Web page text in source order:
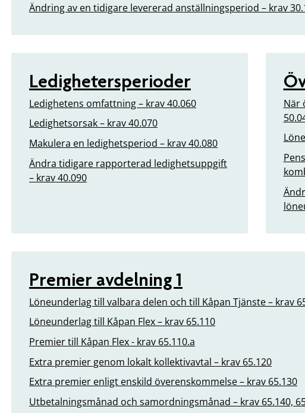
Ändring av en tidigare levererad anställningsperiod – krav
Ledighetersperioder
Ledighetens omfattning – krav 40.060
Ledighetsorsak – krav 40.070
Makulera en ledighetsperiod – krav 40.080
Ändra tidigare rapporterad ledighetsuppgift
– krav 40.090
När
Premier avdelning 1
Löneunderlag till valbara delen och till Kåpan Tjänste – krav
Löneunderlag till Kåpan Flex – krav 65.110
Premier till Kåpan Flex - krav 65.110.a
Extra premier genom lokalt kollektivavtal – krav 65.120
Extra premier enligt enskild överenskommelse – krav 65.130
Utbetalningsmånad och samordningsmånad – krav 65.140,